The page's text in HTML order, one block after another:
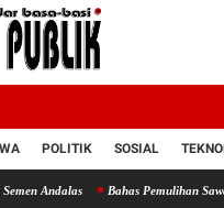
POLITIK SOSIAL
Bahas Pemulihan Sawah dan Kebun